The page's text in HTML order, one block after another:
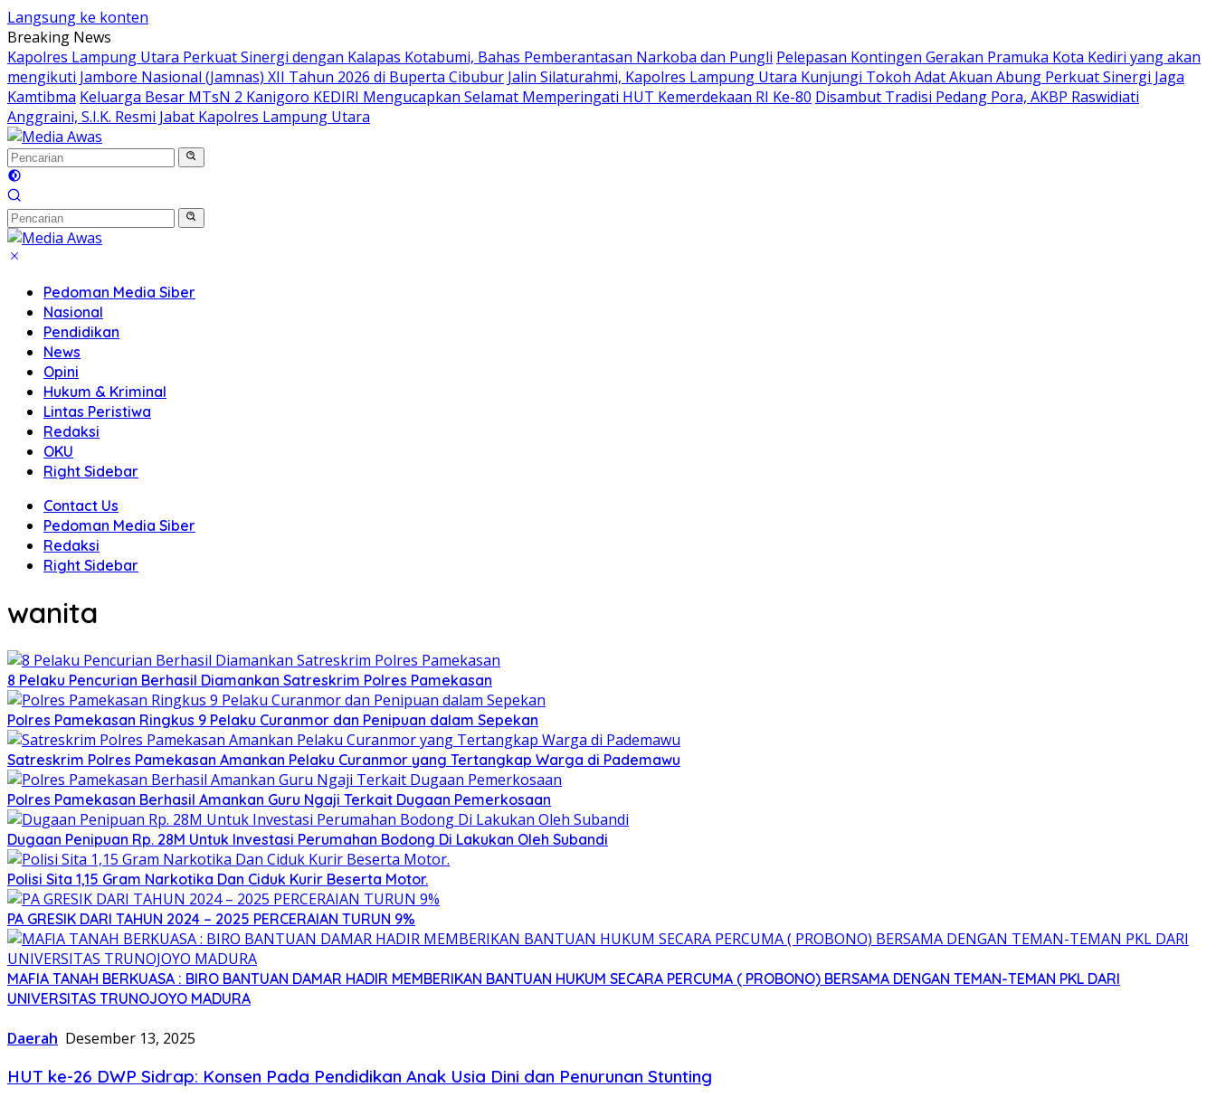
Langsung ke konten
Breaking News
Kapolres Lampung Utara Perkuat Sinergi dengan Kalapas Kotabumi, Bahas Pemberantasan Narkoba dan Pungli Pelepasan Kontingen Gerakan Pramuka Kota Kediri yang akan
mengikuti Jambore Nasional (Jamnas) XII Tahun 2026 di Buperta Cibubur Jalin Silaturahmi, Kapolres Lampung Utara Kunjungi Tokoh Adat Akuan Abung Perkuat Sinergi Jaga
Kamtibma Keluarga Besar MTsN 2 Kanigoro KEDIRI Mengucapkan Selamat Memperingati HUT Kemerdekaan RI Ke-80 Disambut Tradisi Pedang Pora, AKBP Raswidiati
Anggraini, S.I.K. Resmi Jabat Kapolres Lampung Utara
Pedoman Media Siber
Nasional
Pendidikan
News
Opini
Hukum & Kriminal
Lintas Peristiwa
Redaksi
OKU
Right Sidebar
Contact Us
Pedoman Media Siber
Redaksi
Right Sidebar
wanita
8 Pelaku Pencurian Berhasil Diamankan Satreskrim Polres Pamekasan
Polres Pamekasan Ringkus 9 Pelaku Curanmor dan Penipuan dalam Sepekan
Satreskrim Polres Pamekasan Amankan Pelaku Curanmor yang Tertangkap Warga di Pademawu
Polres Pamekasan Berhasil Amankan Guru Ngaji Terkait Dugaan Pemerkosaan
Dugaan Penipuan Rp. 28M Untuk Investasi Perumahan Bodong Di Lakukan Oleh Subandi
Polisi Sita 1,15 Gram Narkotika Dan Ciduk Kurir Beserta Motor.
PA GRESIK DARI TAHUN 2024 – 2025 PERCERAIAN TURUN 9%
MAFIA TANAH BERKUASA : BIRO BANTUAN DAMAR HADIR MEMBERIKAN BANTUAN HUKUM SECARA PERCUMA ( PROBONO) BERSAMA DENGAN TEMAN-TEMAN PKL DARI
UNIVERSITAS TRUNOJOYO MADURA
Daerah Desember 13, 2025
HUT ke-26 DWP Sidrap: Konsen Pada Pendidikan Anak Usia Dini dan Penurunan Stunting